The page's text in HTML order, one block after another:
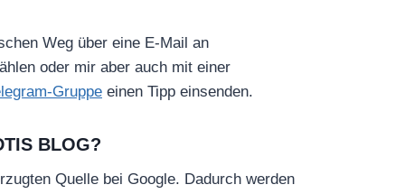
Weg über eine E-Mail an
oder mir aber auch mit einer
Gruppe einen Tipp einsenden.
BLOG?
Quelle bei Google. Dadurch werden